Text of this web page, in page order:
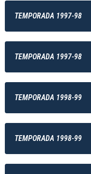
TEMPORADA 1997-98
TEMPORADA 1997-98
TEMPORADA 1998-99
TEMPORADA 1998-99